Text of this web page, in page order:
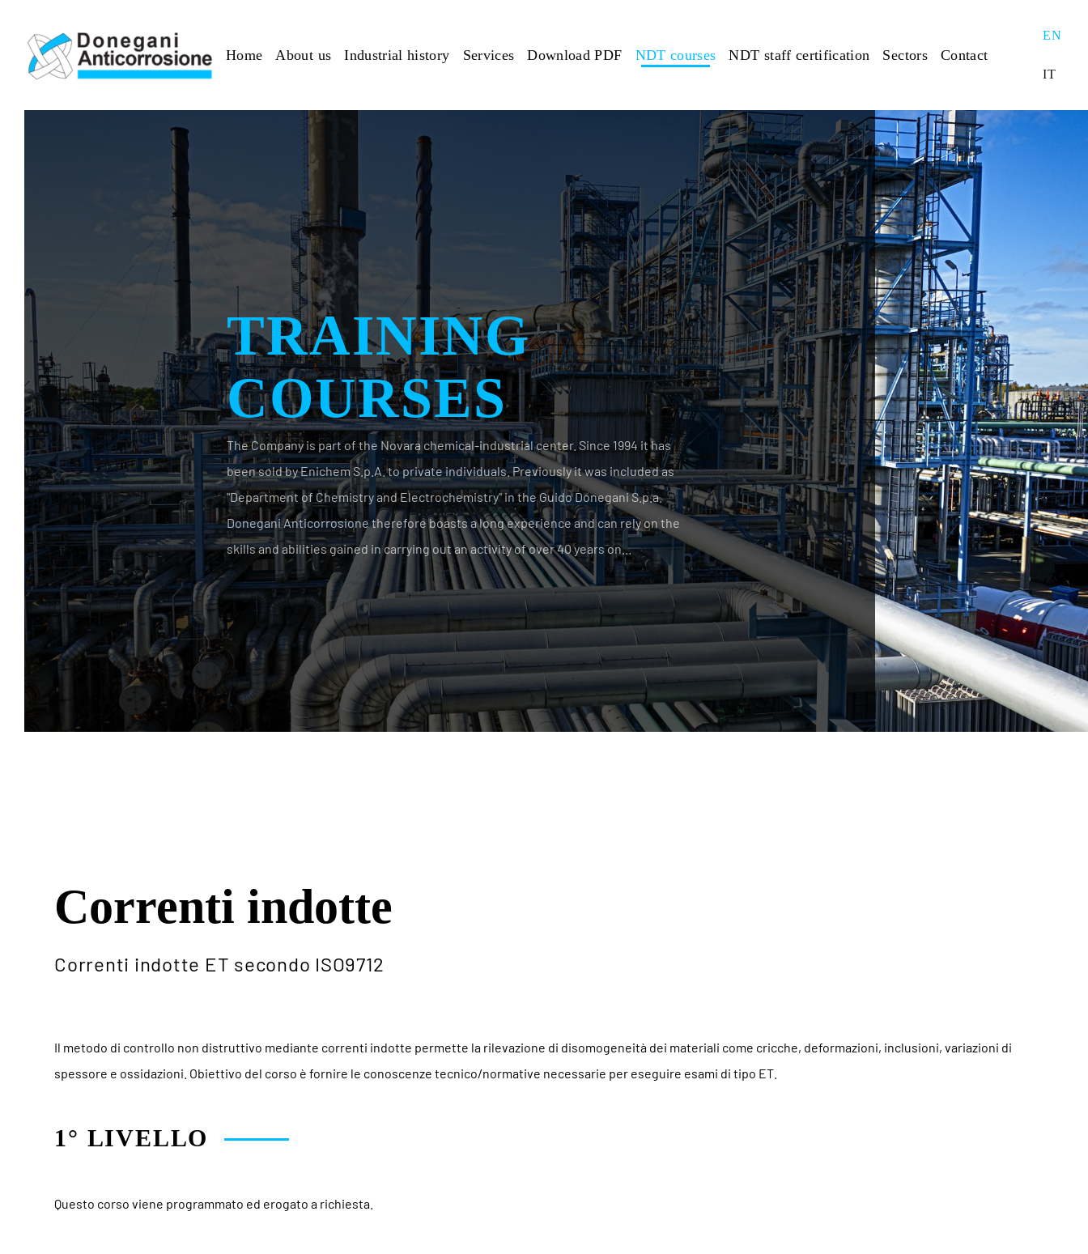
Skip to main content
Home About us Industrial history Services Download PDF NDT courses NDT staff certification Sectors Contact
EN
IT
The Company is part of the Novara chemical-industrial center. Since 1994 it has
been sold by Enichem S.p.A. to private individuals. Previously it was included as
"Department of Chemistry and Electrochemistry" in the Guido Donegani S.p.a.
Donegani Anticorrosione therefore boasts a long experience and can rely on the
skills and abilities gained in carrying out an activity of over 40 years on...
Correnti indotte
Correnti indotte ET secondo ISO9712
Il metodo di controllo non distruttivo mediante correnti indotte permette la rilevazione di disomogeneità dei materiali come cricche, deformazioni, inclusioni, variazioni di
spessore e ossidazioni. Obiettivo del corso è fornire le conoscenze tecnico/normative necessarie per eseguire esami di tipo ET.
1° LIVELLO
Questo corso viene programmato ed erogato a richiesta.